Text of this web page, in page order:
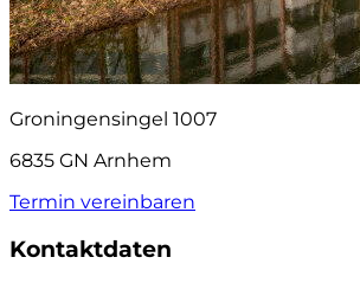
Groningensingel 1007
6835 GN Arnhem
Termin vereinbaren
Kontaktdaten